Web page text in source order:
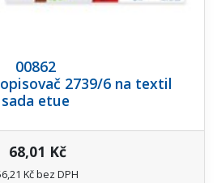
00862
2739/6 na textil
sada etue
68,01 Kč
Kč bez DPH